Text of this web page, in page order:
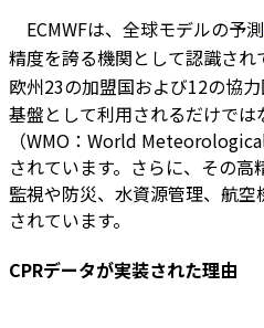
ECMWFは、全球モデルの予測
精度を誇る機関として認識され
欧州23の加盟国および12の協
基盤として利用されるだけで
（WMO：World
されています。さらに、その
監視や防災、水資源管理、航
されています。
CPRデータが実装された理由